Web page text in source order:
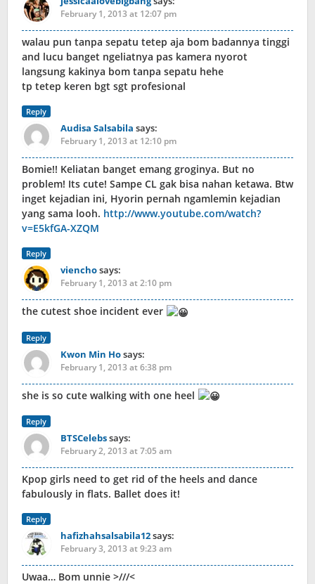
February 1, 2013 at 12:07 pm
walau pun tanpa sepatu tetep aja bom badannya tinggi
and lucu banget ngeliatnya pas kamera nyorot
langsung kakinya bom tanpa sepatu hehe
tp tetep keren bgt sgt profesional
Reply
Audisa Salsabila says:
February 1, 2013 at 12:10 pm
Bomie!! Keliatan banget emang groginya. But no
problem! Its cute! Sampe CL gak bisa nahan ketawa. Btw
inget kejadian ini, Hyorin pernah ngamlemin kejadian
yang sama looh. http://www.youtube.com/watch?
v=E5kfGA-XZQM
Reply
vienchosays:
February 1, 2013 at 2:10 pm
the cutest shoe incident ever
Reply
Kwon Min Hosays:
February 1, 2013 at 6:38 pm
she is so cute walking with one heel
Reply
BTSCelebssays:
February 2, 2013 at 7:05 am
Kpop girls need to get rid of the heels and dance
fabulously in flats. Ballet does it!
Reply
hafizhahsalsabila12says:
February 3, 2013 at 9:23 am
Uwaa… Bom unnie >///<